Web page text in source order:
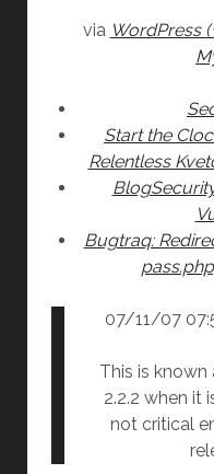
via WordPress
Start the
Relentless
Bugtraq:
07/11/07
This is known
2.2.2 when it
not critical